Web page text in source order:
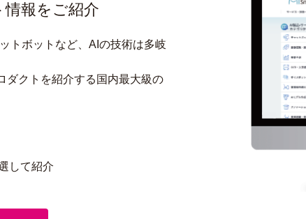
報をご紹介
トボットなど、AIの技術は多岐
ダクトを紹介する国内最大級の
して紹介